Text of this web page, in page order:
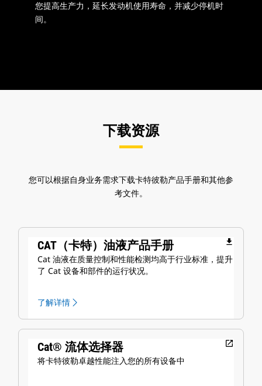
您提高生产力，延长发动机使用寿命，并减少停机时
间。
下载资源
您可以根据自身业务需求下载卡特彼勒产品手册和其他参
考文件。
CAT（卡特）油液产品手册 file_download
Cat 油液在质量控制和性能检测均高于行业标准，提升
了 Cat 设备和部件的运行状况。
了解详情
Cat® 流体选择器 open_in_new
将卡特彼勒卓越性能注入您的所有设备中